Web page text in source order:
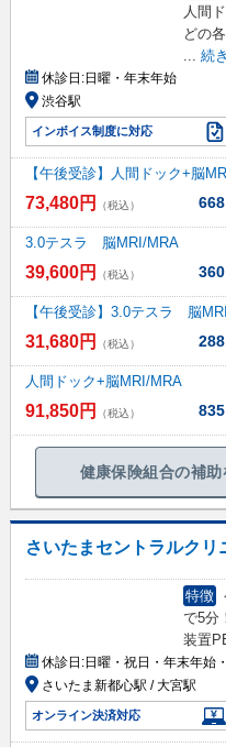
人間
どの
... 続
休診日:日曜・年末年始
渋谷駅
インボイス制度に対応
【午後受診】人間ドック+脳
73,480円 （税込） 668
3.0テスラ 脳MRI/MRA
39,600円 （税込） 360
【午後受診】3.0テスラ 脳
31,680円 （税込） 288
人間ドック+脳MRI/MRA
91,850円 （税込） 835
健康保険組合の補
さいたまセントラルクリ
特徴
で5分
装置
休診日:日曜・祝日・年末年始
さいたま新都心駅 / 大宮駅
オンライン決済対応